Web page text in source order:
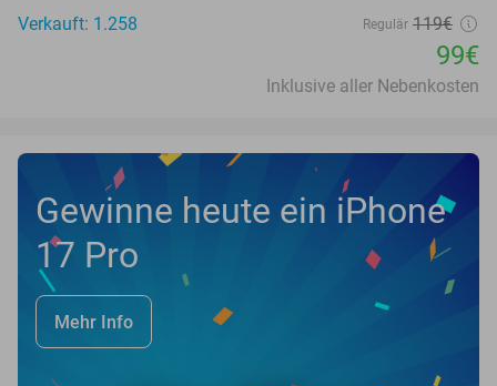
Verkauft: 1.258
Regulär 119€
99€
Inklusive aller Nebenkosten
Gewinne heute ein iPhone
17 Pro
Mehr Info